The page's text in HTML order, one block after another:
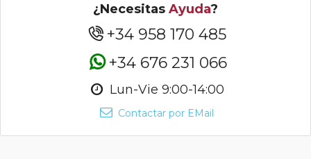
¿Necesitas Ayuda?
+34 958 170 485
+34 676 231 066
Lun-Vie 9:00-14:00
Contactar por EMail